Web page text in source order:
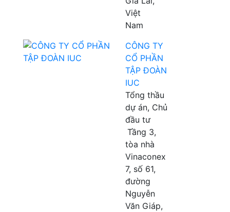
Việt
Nam
CÔNG TY
CỔ PHẦN
TẬP ĐOÀN
IUC
Tổng thầu
dự án, Chủ
đầu tư
Tầng 3,
tòa nhà
Vinaconex
7, số 61,
đường
Nguyễn
Văn Giáp,